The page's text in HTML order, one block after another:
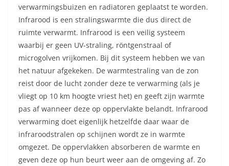
verwarmingsbuizen en radiatoren geplaatst te worden.
Infrarood is een stralingswarmte die dus direct de
ruimte verwarmt. Infrarood is een veilig systeem
waarbij er geen UV-straling, röntgenstraal of
microgolven vrijkomen. Bij dit systeem hebben we van
het natuur afgekeken. De warmtestraling van de zon
reist door de lucht zonder deze te verwarming (als je
vliegt op 10 km hoogte vriest het) en geeft zijn warmte
pas af wanneer deze op oppervlakte belandt. Infrarood
verwarming doet eigenlijk hetzelfde daar waar de
infraroodstralen op schijnen wordt ze in warmte
omgezet. De oppervlakken absorberen de warmte en
geven deze op hun beurt weer aan de omgeving af. Zo